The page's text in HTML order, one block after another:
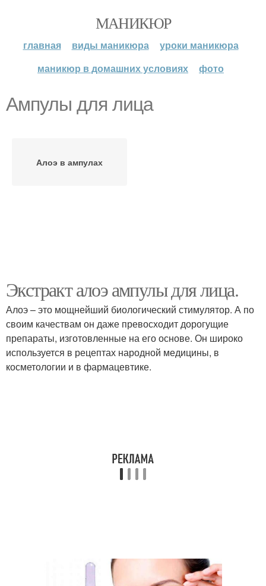
МАНИКЮР
главная виды маникюра
уроки маникюра
маникюр в домашних условиях
фото
Ампулы для лица
Алоэ в ампулах
Экстракт алоэ ампулы для лица.
Алоэ – это мощнейший биологический стимулятор. А по
своим качествам он даже превосходит дорогущие
препараты, изготовленные на его основе. Он широко
используется в рецептах народной медицины, в
косметологии и в фармацевтике.